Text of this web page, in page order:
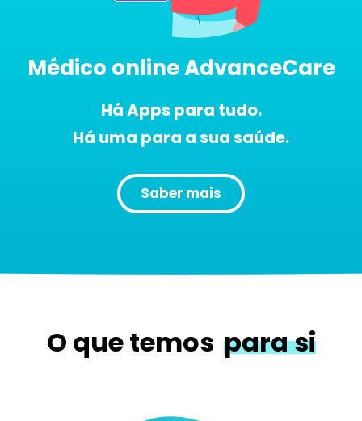
Médico online AdvanceCare
Há Apps para tudo.
Há uma para a sua saúde.
Saber mais
O que temos para si